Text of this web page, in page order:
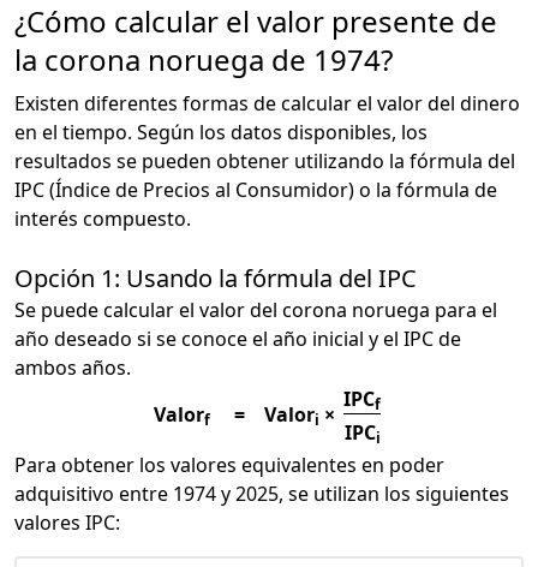
¿Cómo calcular el valor presente de
la corona noruega de 1974?
Existen diferentes formas de calcular el valor del dinero
en el tiempo. Según los datos disponibles, los
resultados se pueden obtener utilizando la fórmula del
IPC (Índice de Precios al Consumidor) o la fórmula de
interés compuesto.
Opción 1: Usando la fórmula del IPC
Se puede calcular el valor del corona noruega para el
año deseado si se conoce el año inicial y el IPC de
ambos años.
Valorf = Valori ×
IPCf
IPCi
Para obtener los valores equivalentes en poder
adquisitivo entre 1974 y 2025, se utilizan los siguientes
valores IPC: